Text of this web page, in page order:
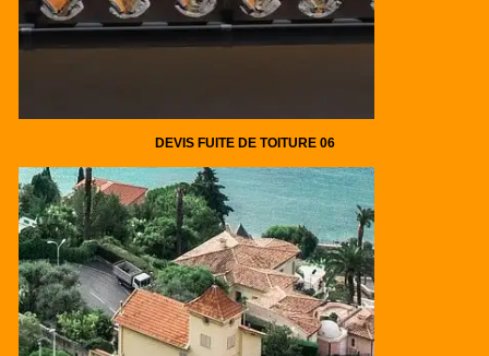
DEVIS FUITE DE TOITURE 06